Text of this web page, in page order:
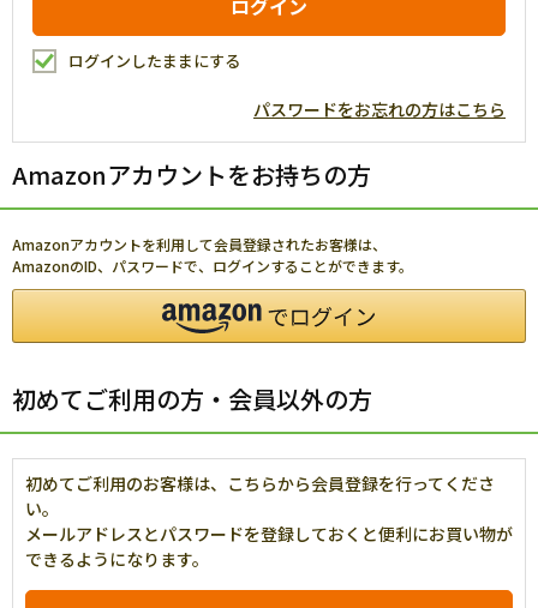
ログインしたままにする
パスワードをお忘れの方はこちら
Amazonアカウントをお持ちの方
Amazonアカウントを利用して会員登録されたお客様は、
AmazonのID、パスワードで、ログインすることができます。
初めてご利用の方・会員以外の方
初めてご利用のお客様は、こちらから会員登録を行ってくださ
い。
メールアドレスとパスワードを登録しておくと便利にお買い物が
できるようになります。